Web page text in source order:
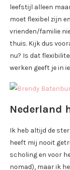
leefstijl alleen
moet flexibel zijn
vrienden/familie
thuis. Kijk dus
nu? Is dat
werken geeft je in
Nederland
Ik heb altijd de
heeft mij nooit
scholing en voor
nomad), maar ik